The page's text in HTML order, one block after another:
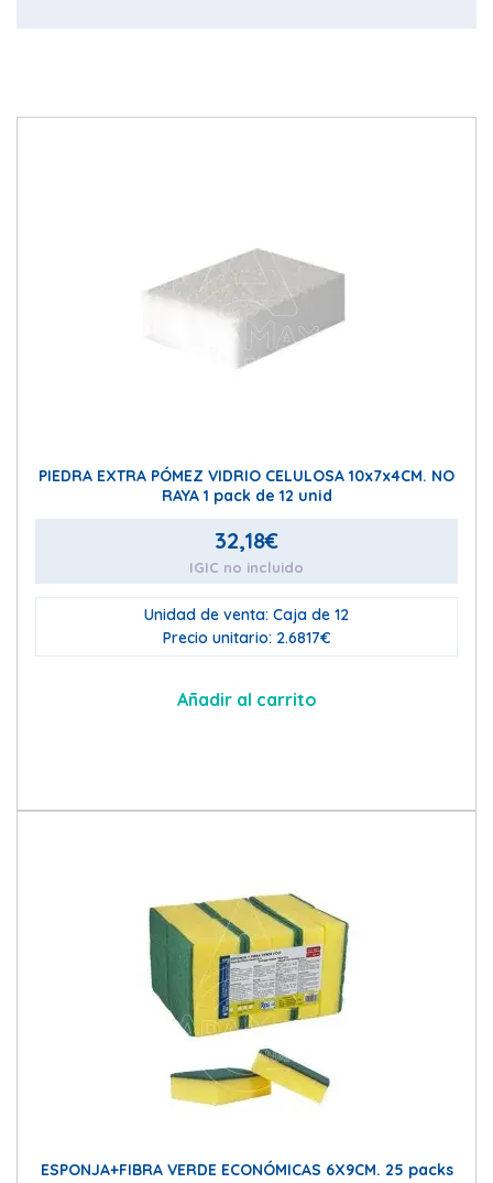
PIEDRA EXTRA PÓMEZ VIDRIO CELULOSA 10x7x4CM. NO
RAYA 1 pack de 12 unid
32,18€
IGIC no incluido
Unidad de venta: Caja de 12
Precio unitario: 2.6817€
Añadir al carrito
ESPONJA+FIBRA VERDE ECONÓMICAS 6X9CM. 25 packs